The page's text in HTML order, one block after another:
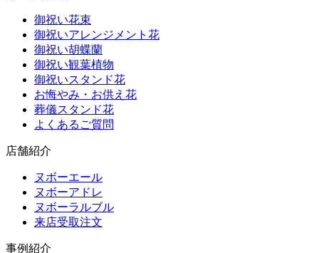
御祝い花束
御祝いアレンジメント花
御祝い胡蝶蘭
御祝い観葉植物
御祝いスタンド花
お悔やみ・お供え花
葬儀スタンド花
よくあるご質問
店舗紹介
ヌボーエール
ヌボーアドレ
ヌボーラルブル
来店受取注文
事例紹介